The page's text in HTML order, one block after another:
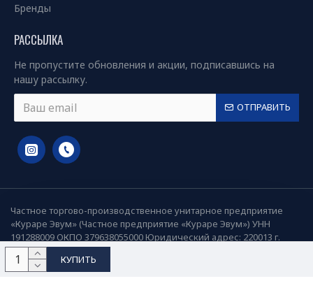
КУПИТЬ
Бренды
РАССЫЛКА
Не пропустите обновления и акции, подписавшись на
нашу рассылку.
ОТПРАВИТЬ
Частное торгово-производственное унитарное предприятие
«Кураре Эвум» (Частное предприятие «Кураре Эвум») УНН
191288009 ОКПО 379638055000 Юридический адрес: 220013 г.
Минск, ул. Я.Коласа 21, пом.18